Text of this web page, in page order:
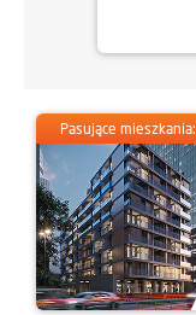
Pasujące mieszkania: